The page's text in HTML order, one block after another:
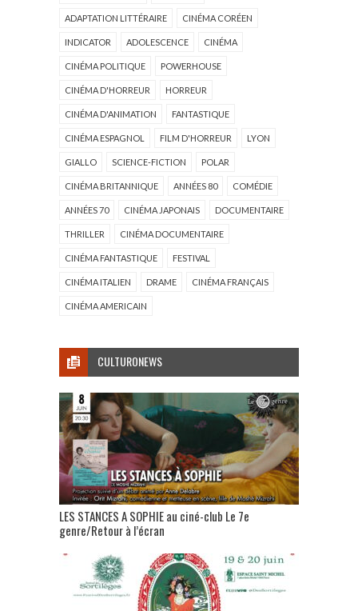
ADAPTATION LITTÉRAIRE CINÉMA CORÉEN
INDICATOR ADOLESCENCE CINÉMA
CINÉMA POLITIQUE POWERHOUSE
CINÉMA D'HORREUR HORREUR
CINÉMA D'ANIMATION FANTASTIQUE
CINÉMA ESPAGNOL FILM D'HORREUR LYON
GIALLO SCIENCE-FICTION POLAR
CINÉMA BRITANNIQUE ANNÉES 80 COMÉDIE
ANNÉES 70 CINÉMA JAPONAIS DOCUMENTAIRE
THRILLER CINÉMA DOCUMENTAIRE
CINÉMA FANTASTIQUE FESTIVAL
CINÉMA ITALIEN DRAME CINÉMA FRANÇAIS
CINÉMA AMERICAIN
CULTURONEWS
LES STANCES A SOPHIE au ciné-club Le 7e
genre/Retour à l’écran